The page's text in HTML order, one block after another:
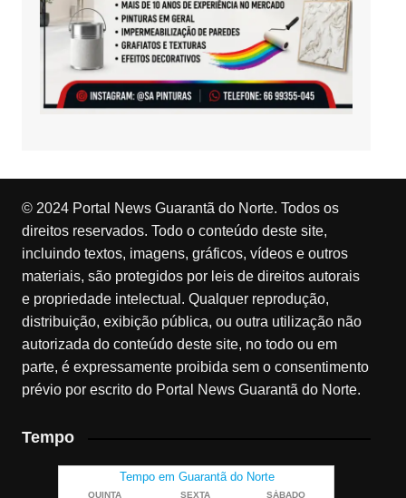
© 2024 Portal News Guarantã do Norte. Todos os
direitos reservados. Todo o conteúdo deste site,
incluindo textos, imagens, gráficos, vídeos e outros
materiais, são protegidos por leis de direitos autorais
e propriedade intelectual. Qualquer reprodução,
distribuição, exibição pública, ou outra utilização não
autorizada do conteúdo deste site, no todo ou em
parte, é expressamente proibida sem o consentimento
prévio por escrito do Portal News Guarantã do Norte.
Tempo